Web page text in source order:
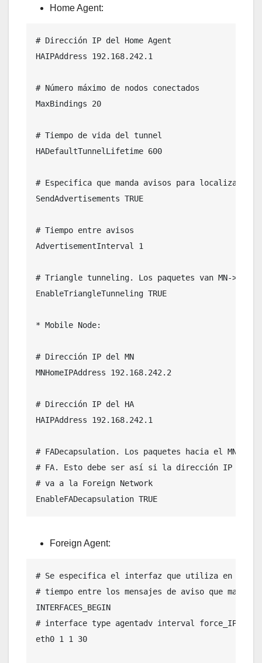
Home Agent:
# Dirección IP del Home Agent
HAIPAddress 192.168.242.1
# Número máximo de nodos conectados
MaxBindings 20
# Tiempo de vida del tunnel
HADefaultTunnelLifetime 600
# Especifica que manda avisos para localizar al
SendAdvertisements TRUE
# Tiempo entre avisos
AdvertisementInterval 1
# Triangle tunneling. Los paquetes van MN->FA->HA-
EnableTriangleTunneling TRUE
* Mobile Node:
# Dirección IP del MN
MNHomeIPAddress 192.168.242.2
# Dirección IP del HA
HAIPAddress 192.168.242.1
# FADecapsulation. Los paquetes hacia el MN son
# FA. Esto debe ser así­ si la dirección IP del MN
# va a la Foreign Network
EnableFADecapsulation TRUE
Foreign Agent:
# Se especifica el interfaz que utiliza en FA,
# tiempo entre los mensajes de aviso que manda.
INTERFACES_BEGIN
# interface type agentadv interval force_IP_addr
eth0 1 1 30